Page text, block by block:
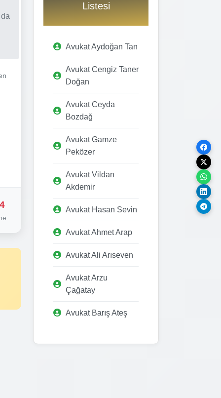
Listesi
Avukat Aydoğan Tan
Avukat Cengiz Taner
Doğan
Avukat Ceyda
Bozdağ
Avukat Gamze
Peközer
Avukat Vildan
Akdemir
Avukat Hasan Sevin
Avukat Ahmet Arap
Avukat Ali Arıseven
Avukat Arzu
Çağatay
Avukat Barış Ateş